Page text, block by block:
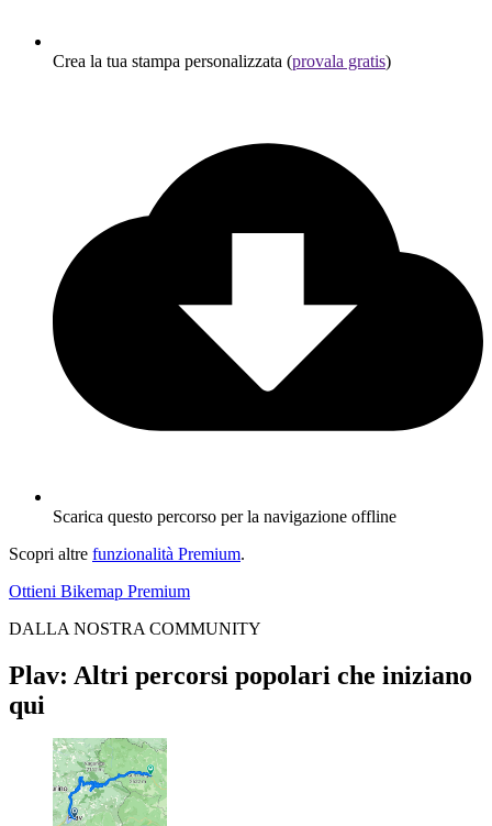
Crea la tua stampa personalizzata (provala gratis)
Scarica questo percorso per la navigazione offline
Scopri altre funzionalità Premium.
Ottieni Bikemap Premium
DALLA NOSTRA COMMUNITY
Plav: Altri percorsi popolari che iniziano
qui